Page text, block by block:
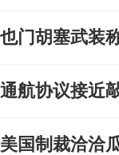
也门胡塞武装
通航协议接近
美国制裁洽洽